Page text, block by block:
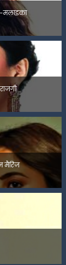
मलाइका
मैरिज